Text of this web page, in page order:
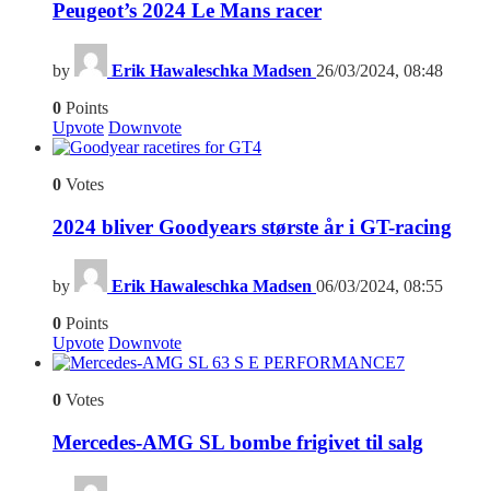
Peugeot’s 2024 Le Mans racer
by Erik Hawaleschka Madsen 26/03/2024, 08:48
0 Points
Upvote Downvote
4
0 Votes
2024 bliver Goodyears største år i GT-racing
by Erik Hawaleschka Madsen 06/03/2024, 08:55
0 Points
Upvote Downvote
7
0 Votes
Mercedes-AMG SL bombe frigivet til salg